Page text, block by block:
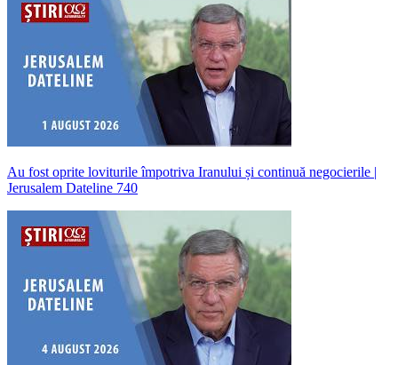
Au fost oprite loviturile împotriva Iranului și continuă negocierile |
Jerusalem Dateline 740